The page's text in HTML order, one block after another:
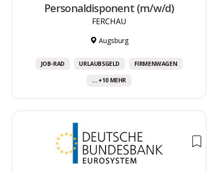
Personaldisponent (m/w/d)
FERCHAU
Augsburg
JOB-RAD URLAUBSGELD FIRMENWAGEN
... +10 MEHR